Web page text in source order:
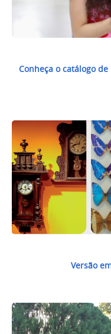
Conheça o catálogo
Versão